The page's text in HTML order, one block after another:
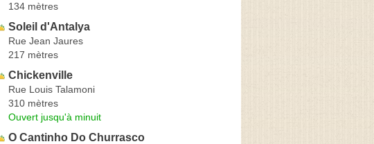
134 mètres
Soleil d'Antalya
Rue Jean Jaures
217 mètres
Chickenville
Rue Louis Talamoni
310 mètres
Ouvert jusqu'à minuit
O Cantinho Do Churrasco